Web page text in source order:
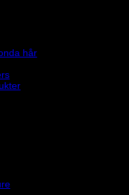
hår